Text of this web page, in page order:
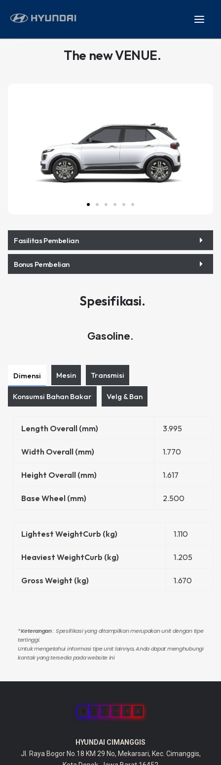
The new VENUE.
Fasilitas Pembelian
Bonus Pembelian
Spesifikasi.
Gasoline.
Dimensi Mesin Transmisi
Konsumsi Bahan Bakar Velg & Ban
Length Overall (mm) 3.995
Width Overall (mm) 1.770
Height Overall (mm) 1.617
Base Wheel (mm) 2.500
Lightest WeightCurb (kg) 1.110
Heaviest WeightCurb (kg) 1.205
Gross Weight (kg) 1.670
*Keterangan: Spesifikasi yang ditampilkan merupakan unit dengan tipe
tertinggi.
Untuk mengetahui informasi tipe unit lainnya, Anda dapat menghubungi
kontak yang tersedia pada website ini
0 2 3 4 4 8
HYUNDAI CIMANGGIS
Jl. Raya Bogor No.18 KM 29 No, Mekarsari, Kec. Cimanggis,